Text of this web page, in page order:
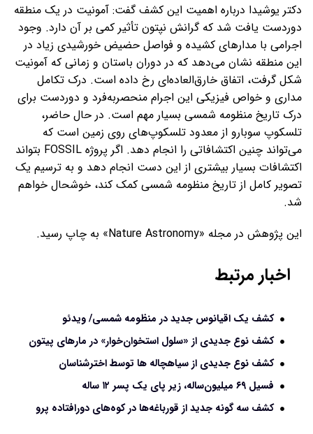
دکتر یوشیدا درباره اهمیت این کشف گفت: آمونیت در یک منطقه‌
دوردست یافت شد که گرانش نپتون تأثیر کمی بر آن دارد. وجود
اجرامی با مدارهای کشیده و فواصل حضیض خورشیدی زیاد در
این منطقه نشان می‌دهد که در دوران باستان و زمانی که آمونیت
شکل گرفت، اتفاق خارق‌العاده‌ای رخ داده است. درک تکامل
مداری و خواص فیزیکی این اجرام منحصربه‌فرد و دوردست برای
درک تاریخ منظومه شمسی بسیار مهم است. در حال حاضر،
تلسکوپ سوبارو از معدود تلسکوپ‌های روی زمین است که
می‌تواند چنین اکتشافاتی را انجام دهد. اگر پروژه FOSSIL بتواند
اکتشافات بسیار بیشتری از این دست انجام دهد و به ترسیم یک
تصویر کامل از تاریخ منظومه شمسی کمک کند، خوشحال خواهم
شد.
این پژوهش در مجله «Nature Astronomy» به چاپ رسید.
اخبار مرتبط
کشف یک اقیانوس جدید در منظومه شمسی/ ویدئو
کشف نوع جدیدی از «سلول استخوان‌خوار» در مارهای پیتون
کشف نوع جدیدی از سیاهچاله ها توسط اخترشناسان
فسیل ۶۹ میلیون‌ساله، زیر پای یک پسر ۱۲ ساله
کشف سه گونه جدید از قورباغه‌ها در کوه‌های دورافتاده پرو